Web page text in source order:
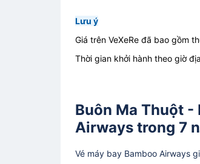
Lưu ý
Giá trên VeXeRe đã bao gồm
Thời gian khởi hành theo giờ
Buôn Ma Thuột -
Airways trong 7
Vé máy bay Bamboo Airways